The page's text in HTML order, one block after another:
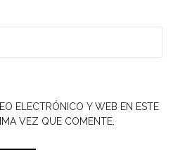
ELECTRÓNICO Y WEB EN ESTE
VEZ QUE COMENTE.